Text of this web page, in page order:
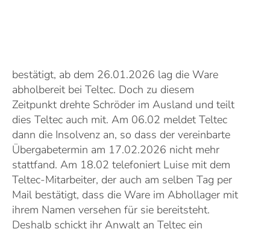
bestätigt, ab dem 26.01.2026 lag die Ware
abholbereit bei Teltec. Doch zu diesem
Zeitpunkt drehte Schröder im Ausland und teilt
dies Teltec auch mit. Am 06.02 meldet Teltec
dann die Insolvenz an, so dass der vereinbarte
Übergabetermin am 17.02.2026 nicht mehr
stattfand. Am 18.02 telefoniert Luise mit dem
Teltec-Mitarbeiter, der auch am selben Tag per
Mail bestätigt, dass die Ware im Abhollager mit
ihrem Namen versehen für sie bereitsteht.
Deshalb schickt ihr Anwalt an Teltec ein